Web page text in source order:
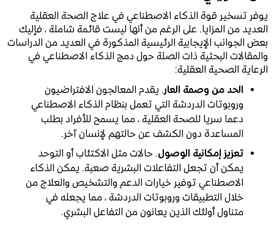
يوفر تسخير قوة الذكاء الاصطناعي في علاج الصحة العقلية
العديد من المزايا. على الرغم من أنها ليست قائمة شاملة ، فإليك
بعض الجوانب الإيجابية الرئيسية المذكورة في العديد من الدراسات
والمقالات البحثية ذات الصلة حول دمج الذكاء الاصطناعي في
الرعاية الصحية العقلية:
الحد من وصمة العار. يقدم المعالجون الافتراضيون
وروبوتات الدردشة التي تعمل بنظام الذكاء الاصطناعي
دعما سريا للصحة العقلية ، مما يسمح للأفراد بطلب
المساعدة دون الكشف عن حالتهم لإنسان آخر.
تعزيز إمكانية الوصول . حالات مثل الاكتئاب أو التوحد
يمكن أن تجعل التفاعلات البشرية صعبة. يمكن الذكاء
الاصطناعي توفير خيارات الدعم والتشخيص والعلاج من
خلال التطبيقات وروبوتات الدردشة ، مما يجعله في
متناول أولئك الذين يعانون من التفاعل البشري.